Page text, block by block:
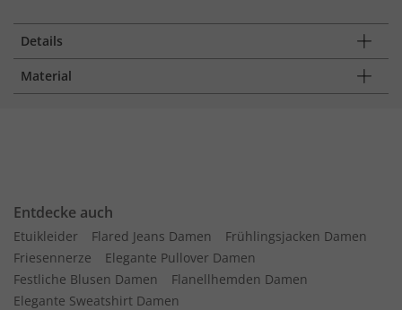
Details
Material
Entdecke auch
Etuikleider Flared Jeans Damen
Frühlingsjacken Damen
Friesennerze
Elegante Pullover Damen
Festliche Blusen Damen
Flanellhemden Damen
Elegante Sweatshirt Damen